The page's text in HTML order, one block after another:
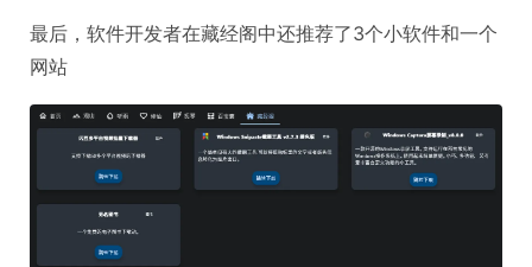
最后，软件开发者在藏经阁中还推荐了3个小软件和一个
网站